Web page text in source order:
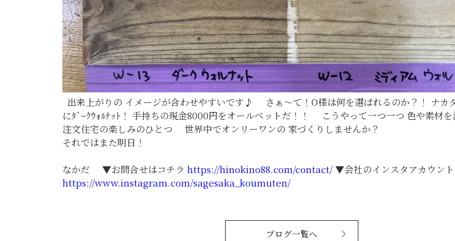
出来上がりの イメージが合わせやすいです♪ さぁ～て！O様は何を選ばれるのか？！ ナカ
にﾀﾞｰｸｳｫﾙﾅｯﾄ！ 手持ちの現金8000円をオールベットだ！！ こうやって一つ一つ 色や素材を
注文住宅の楽しみのひとつ 世界中でオンリーワンの 家づくりしませんか？
それではまた明日！
なかだ ▼お問合せはコチラ https://hinokino88.com/contact/▼会社のインスタアカウン
https://www.instagram.com/sagesaka_koumuten/
ブログ一覧へ